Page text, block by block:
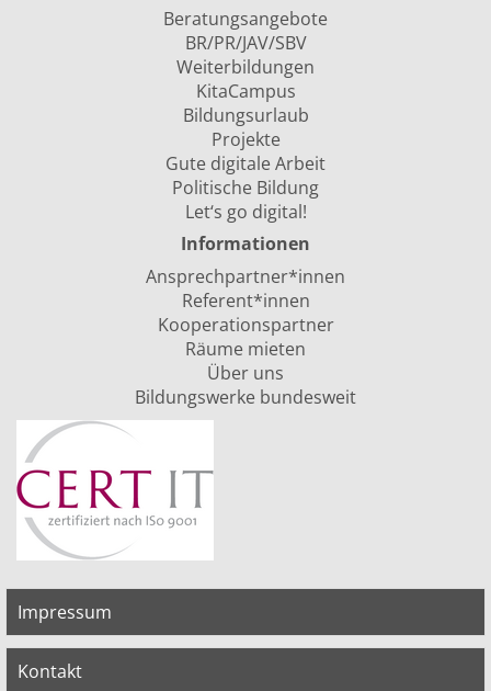
Beratungsangebote
BR/PR/JAV/SBV
Weiterbildungen
KitaCampus
Bildungsurlaub
Projekte
Gute digitale Arbeit
Politische Bildung
Let‘s go digital!
Informationen
Ansprechpartner*innen
Referent*innen
Kooperationspartner
Räume mieten
Über uns
Bildungswerke bundesweit
Impressum
Kontakt